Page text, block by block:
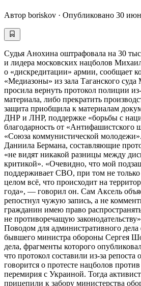
Автор boriskov · Опубликовано 30
Судья Анохина оштрафовала на 30
и лидера московских нацболов
о «дискредитации» армии, сообщает
«Медиазоны» из зала Таганского
просила вернуть протокол полиции
материала, либо прекратить
защита приобщила к материалам
ДНР и ЛНР, поддержке «борьбы с
благодарность от «Антифашистского
«Союза коммунистической
Даниила Бермана, составляющие
«не видят никакой разницы между
критикой». «Очевидно, что мой
поддерживает СВО, при том не только
целом всё, что происходит на
года», — говорил он. Сам Аксель
репостнул чужую запись, а не
гражданин имею право
не противоречащую
Поводом для административного дела
бывшего министра обороны Сергея
дела, фрагменты которого
что протокол составили из-за репоста
говорится о протесте нацболов
перемирия с Украиной. Тогда
прицепили к забору министерства